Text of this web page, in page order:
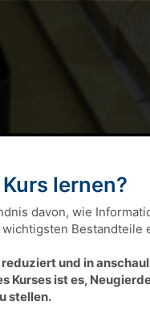
lernen?
davon, wie
und in
Kurses ist es,
stellen.